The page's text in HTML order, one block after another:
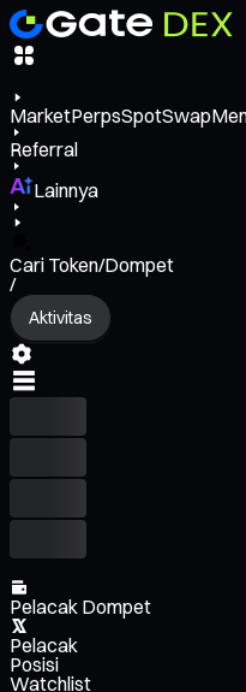
MarketPerpsSpotSwap
Referral
Lainnya
Cari Token/Dompet
/
Aktivitas
Pelacak Dompet
Pelacak
Posisi
Watchlist